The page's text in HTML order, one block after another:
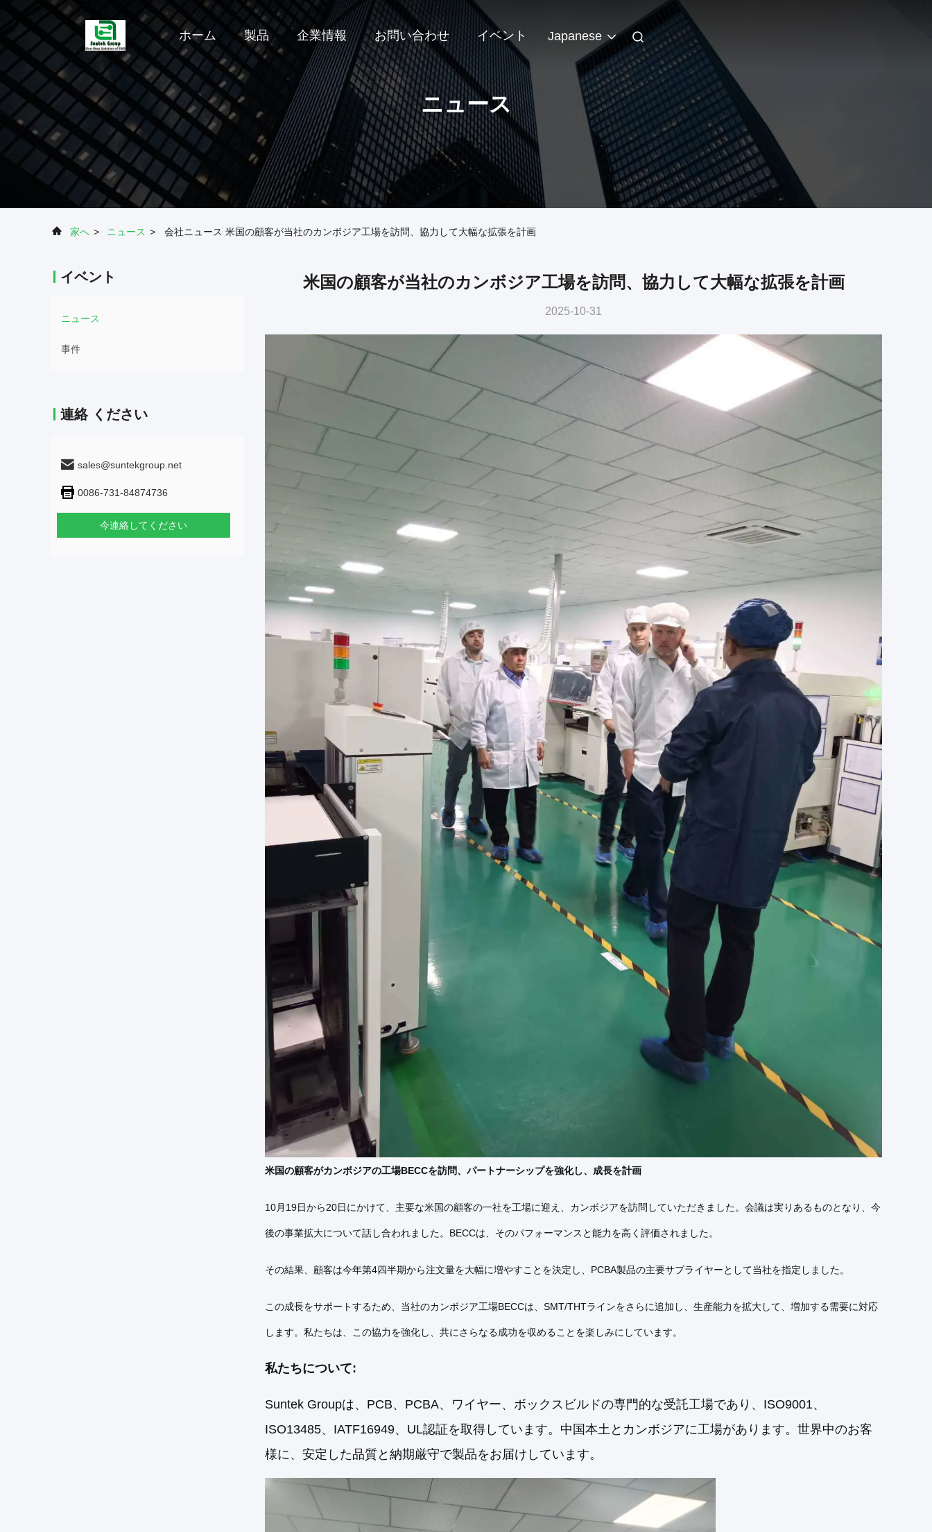
ホーム 製品 企業情報 お問い合わせ イベント Japanese
ニュース
家へ > ニュース > 会社ニュース 米国の顧客が当社のカンボジア工場を訪問、協力して大幅な拡張を計画
イベント
ニュース
事件
連絡 ください
sales@suntekgroup.net
0086-731-84874736
今連絡してください
米国の顧客が当社のカンボジア工場を訪問、協力して大幅な拡張を計画
2025-10-31
米国の顧客がカンボジアの工場BECCを訪問、パートナーシップを強化し、成長を計画
10月19日から20日にかけて、主要な米国の顧客の一社を工場に迎え、カンボジアを訪問していただきました。会議は実りあるものとなり、今
後の事業拡大について話し合われました。 BECCは、そのパフォーマンスと能力を高く評価されました。
その結果、顧客は今年第4四半期から注文量を大幅に増やすことを決定し、PCBA製品の主要サプライヤーとして当社を指定しました。
この成長をサポートするため、当社のカンボジア工場BECCは、SMT/THTラインをさらに追加し、生産能力を拡大して、増加する需要に対応
します。私たちは、この協力を強化し、共にさらなる成功を収めることを楽しみにしています。
私たちについて:
Suntek Groupは、PCB、PCBA、ワイヤー、ボックスビルドの専門的な受託工場であり、ISO9001、
ISO13485、IATF16949、UL認証を取得しています。中国本土とカンボジアに工場があります。世界中のお客
様に、安定した品質と納期厳守で製品をお届けしています。